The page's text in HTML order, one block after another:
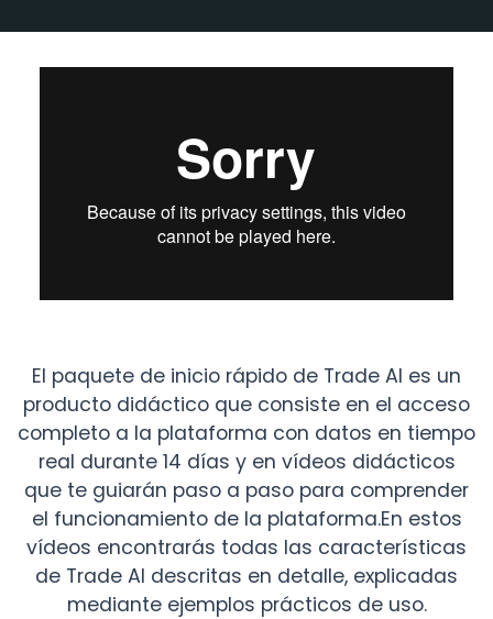
El paquete de inicio rápido de Trade AI es un
producto didáctico que consiste en el acceso
completo a la plataforma con datos en tiempo
real durante 14 días y en vídeos didácticos
que te guiarán paso a paso para comprender
el funcionamiento de la plataforma.En estos
vídeos encontrarás todas las características
de Trade AI descritas en detalle, explicadas
mediante ejemplos prácticos de uso.